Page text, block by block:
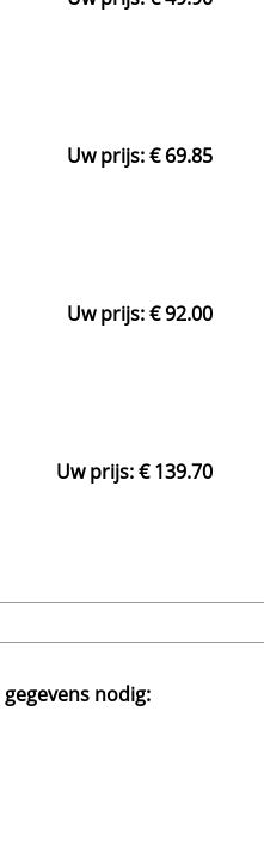
Uw prijs: € 69.85
Uw prijs: € 92.00
Uw prijs: € 139.70
nodig: